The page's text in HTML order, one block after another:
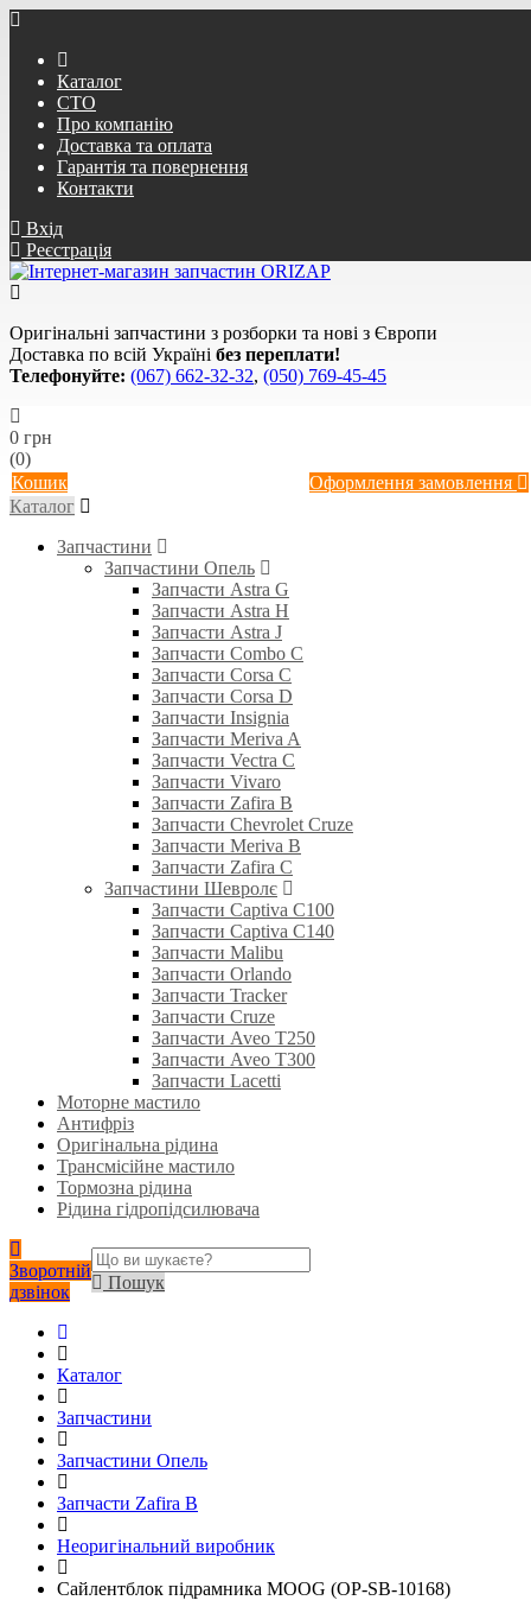
Каталог
СТО
Про компанію
Доставка та оплата
Гарантія та повернення
Контакти
Вхід
Реєстрація
Оригінальні запчастини з розборки та нові з Європи
Доставка по всій Україні без переплати!
Телефонуйте: (067) 662-32-32, (050) 769-45-45
0 грн
(0)
Кошик
Оформлення замовлення
Каталог
Запчастини
Запчастини Опель
Запчасти Astra G
Запчасти Astra H
Запчасти Astra J
Запчасти Combo C
Запчасти Corsa C
Запчасти Corsa D
Запчасти Insignia
Запчасти Meriva A
Запчасти Vectra C
Запчасти Vivaro
Запчасти Zafira B
Запчасти Chevrolet Cruze
Запчасти Meriva B
Запчасти Zafira C
Запчастини Шевролє
Запчасти Captiva C100
Запчасти Captiva C140
Запчасти Malibu
Запчасти Orlando
Запчасти Tracker
Запчасти Cruze
Запчасти Aveo T250
Запчасти Aveo T300
Запчасти Lacetti
Моторне мастило
Антифріз
Оригінальна рідина
Трансмісійне мастило
Тормозна рідина
Рідина гідропідсилювача
Зворотній
дзвінок
Пошук
Каталог
Запчастини
Запчастини Опель
Запчасти Zafira B
Неоригінальний виробник
Сайлентблок підрамника MOOG (OP-SB-10168)